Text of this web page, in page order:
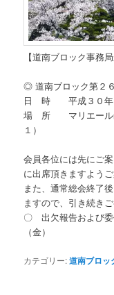
【道南ブロック事務
◎ 道南ブロック第２
日 時 平成３０年
場 所 マリエール
１）
会員各位には先にご
に出席頂きますようご
また、通常総会終了
ますので、引き続きご
〇 出欠報告および
（金）
カテゴリー:道南ブロッ